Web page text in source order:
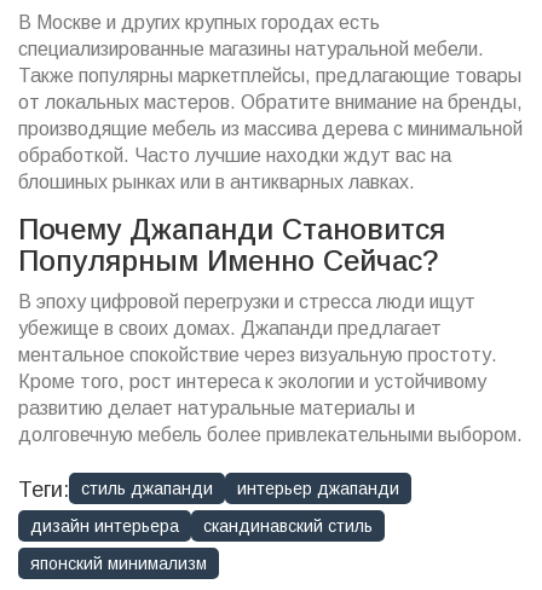
В Москве и других крупных городах есть
специализированные магазины натуральной мебели.
Также популярны маркетплейсы, предлагающие товары
от локальных мастеров. Обратите внимание на бренды,
производящие мебель из массива дерева с минимальной
обработкой. Часто лучшие находки ждут вас на
блошиных рынках или в антикварных лавках.
Почему Джапанди Становится
Популярным Именно Сейчас?
В эпоху цифровой перегрузки и стресса люди ищут
убежище в своих домах. Джапанди предлагает
ментальное спокойствие через визуальную простоту.
Кроме того, рост интереса к экологии и устойчивому
развитию делает натуральные материалы и
долговечную мебель более привлекательными выбором.
Теги: стиль джапанди
интерьер джапанди
дизайн интерьера
скандинавский стиль
японский минимализм